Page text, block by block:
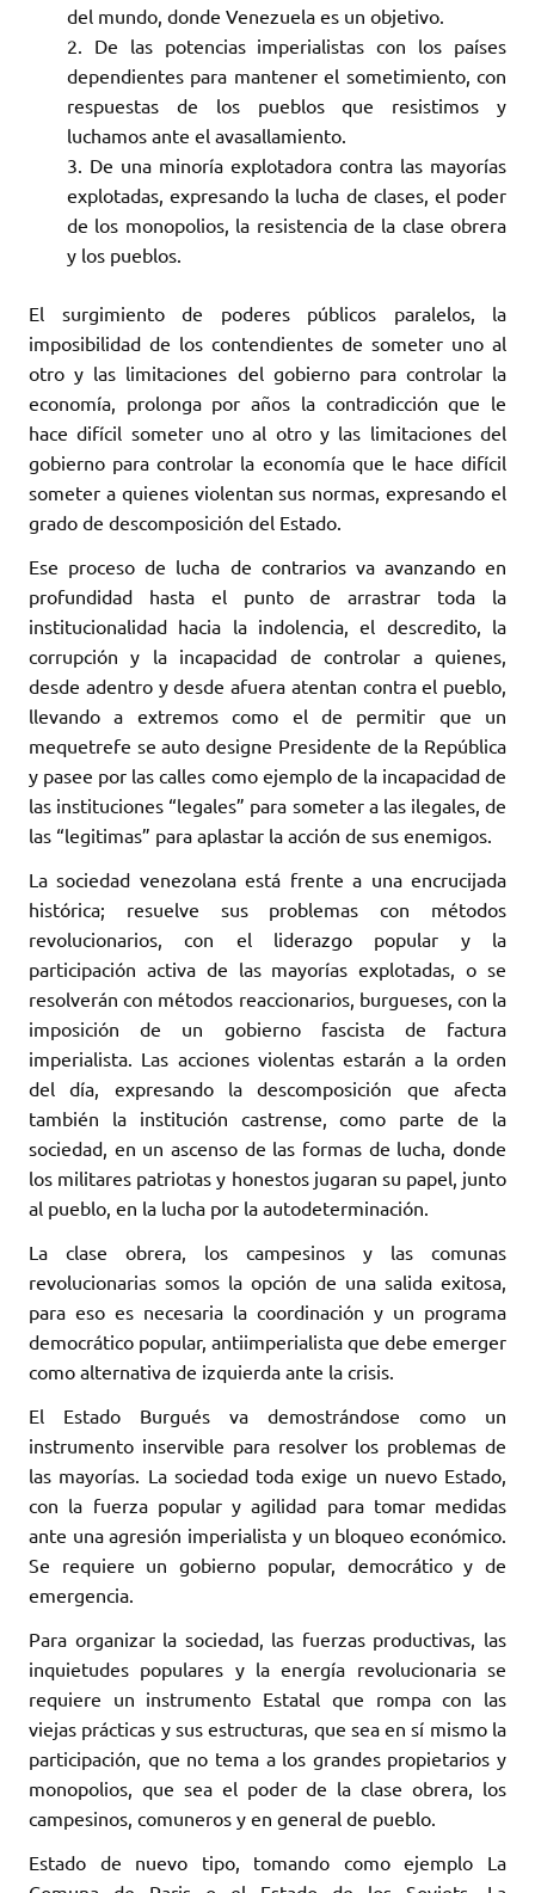
del mundo, donde Venezuela es un objetivo.
De las potencias imperialistas con los países
dependientes para mantener el sometimiento, con
respuestas de los pueblos que resistimos y
luchamos ante el avasallamiento.
De una minoría explotadora contra las mayorías
explotadas, expresando la lucha de clases, el poder
de los monopolios, la resistencia de la clase obrera
y los pueblos.
El surgimiento de poderes públicos paralelos, la
imposibilidad de los contendientes de someter uno al
otro y las limitaciones del gobierno para controlar la
economía, prolonga por años la contradicción que le
hace difícil someter uno al otro y las limitaciones del
gobierno para controlar la economía que le hace difícil
someter a quienes violentan sus normas, expresando el
grado de descomposición del Estado.
Ese proceso de lucha de contrarios va avanzando en
profundidad hasta el punto de arrastrar toda la
institucionalidad hacia la indolencia, el descredito, la
corrupción y la incapacidad de controlar a quienes,
desde adentro y desde afuera atentan contra el pueblo,
llevando a extremos como el de permitir que un
mequetrefe se auto designe Presidente de la República
y pasee por las calles como ejemplo de la incapacidad de
las instituciones “legales” para someter a las ilegales, de
las “legitimas” para aplastar la acción de sus enemigos.
La sociedad venezolana está frente a una encrucijada
histórica; resuelve sus problemas con métodos
revolucionarios, con el liderazgo popular y la
participación activa de las mayorías explotadas, o se
resolverán con métodos reaccionarios, burgueses, con la
imposición de un gobierno fascista de factura
imperialista. Las acciones violentas estarán a la orden
del día, expresando la descomposición que afecta
también la institución castrense, como parte de la
sociedad, en un ascenso de las formas de lucha, donde
los militares patriotas y honestos jugaran su papel, junto
al pueblo, en la lucha por la autodeterminación.
La clase obrera, los campesinos y las comunas
revolucionarias somos la opción de una salida exitosa,
para eso es necesaria la coordinación y un programa
democrático popular, antiimperialista que debe emerger
como alternativa de izquierda ante la crisis.
El Estado Burgués va demostrándose como un
instrumento inservible para resolver los problemas de
las mayorías. La sociedad toda exige un nuevo Estado,
con la fuerza popular y agilidad para tomar medidas
ante una agresión imperialista y un bloqueo económico.
Se requiere un gobierno popular, democrático y de
emergencia.
Para organizar la sociedad, las fuerzas productivas, las
inquietudes populares y la energía revolucionaria se
requiere un instrumento Estatal que rompa con las
viejas prácticas y sus estructuras, que sea en sí mismo la
participación, que no tema a los grandes propietarios y
monopolios, que sea el poder de la clase obrera, los
campesinos, comuneros y en general de pueblo.
Estado de nuevo tipo, tomando como ejemplo La